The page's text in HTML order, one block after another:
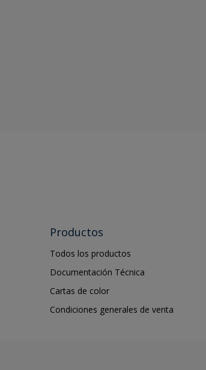
Productos
Todos los productos
Documentación Técnica
Cartas de color
Condiciones generales de venta